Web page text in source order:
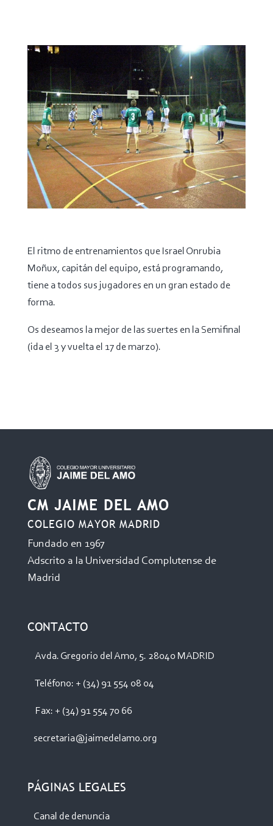
El ritmo de entrenamientos que Israel Onrubia
Moñux, capitán del equipo, está programando,
tiene a todos sus jugadores en un gran estado de
forma.
Os deseamos la mejor de las suertes en la Semifinal
(ida el 3 y vuelta el 17 de marzo).
CM JAIME DEL AMO
COLEGIO MAYOR MADRID
Fundado en 1967
Adscrito a la Universidad Complutense de
Madrid
CONTACTO
Avda. Gregorio del Amo, 5. 28040 MADRID
Teléfono: + (34) 91 554 08 04
Fax: + (34) 91 554 70 66
secretaria@jaimedelamo.org
PÁGINAS LEGALES
Canal de denuncia